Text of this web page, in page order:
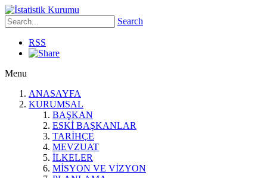
Search
RSS
Menu
ANASAYFA
KURUMSAL
BAŞKAN
ESKİ BAŞKANLAR
TARİHÇE
MEVZUAT
İLKELER
MİSYON VE VİZYON